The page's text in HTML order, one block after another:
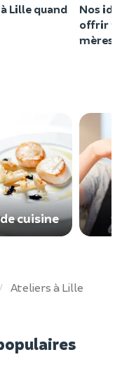
Lille quand
Nos
offrir
mères
cuisine
Ateliers à Lille